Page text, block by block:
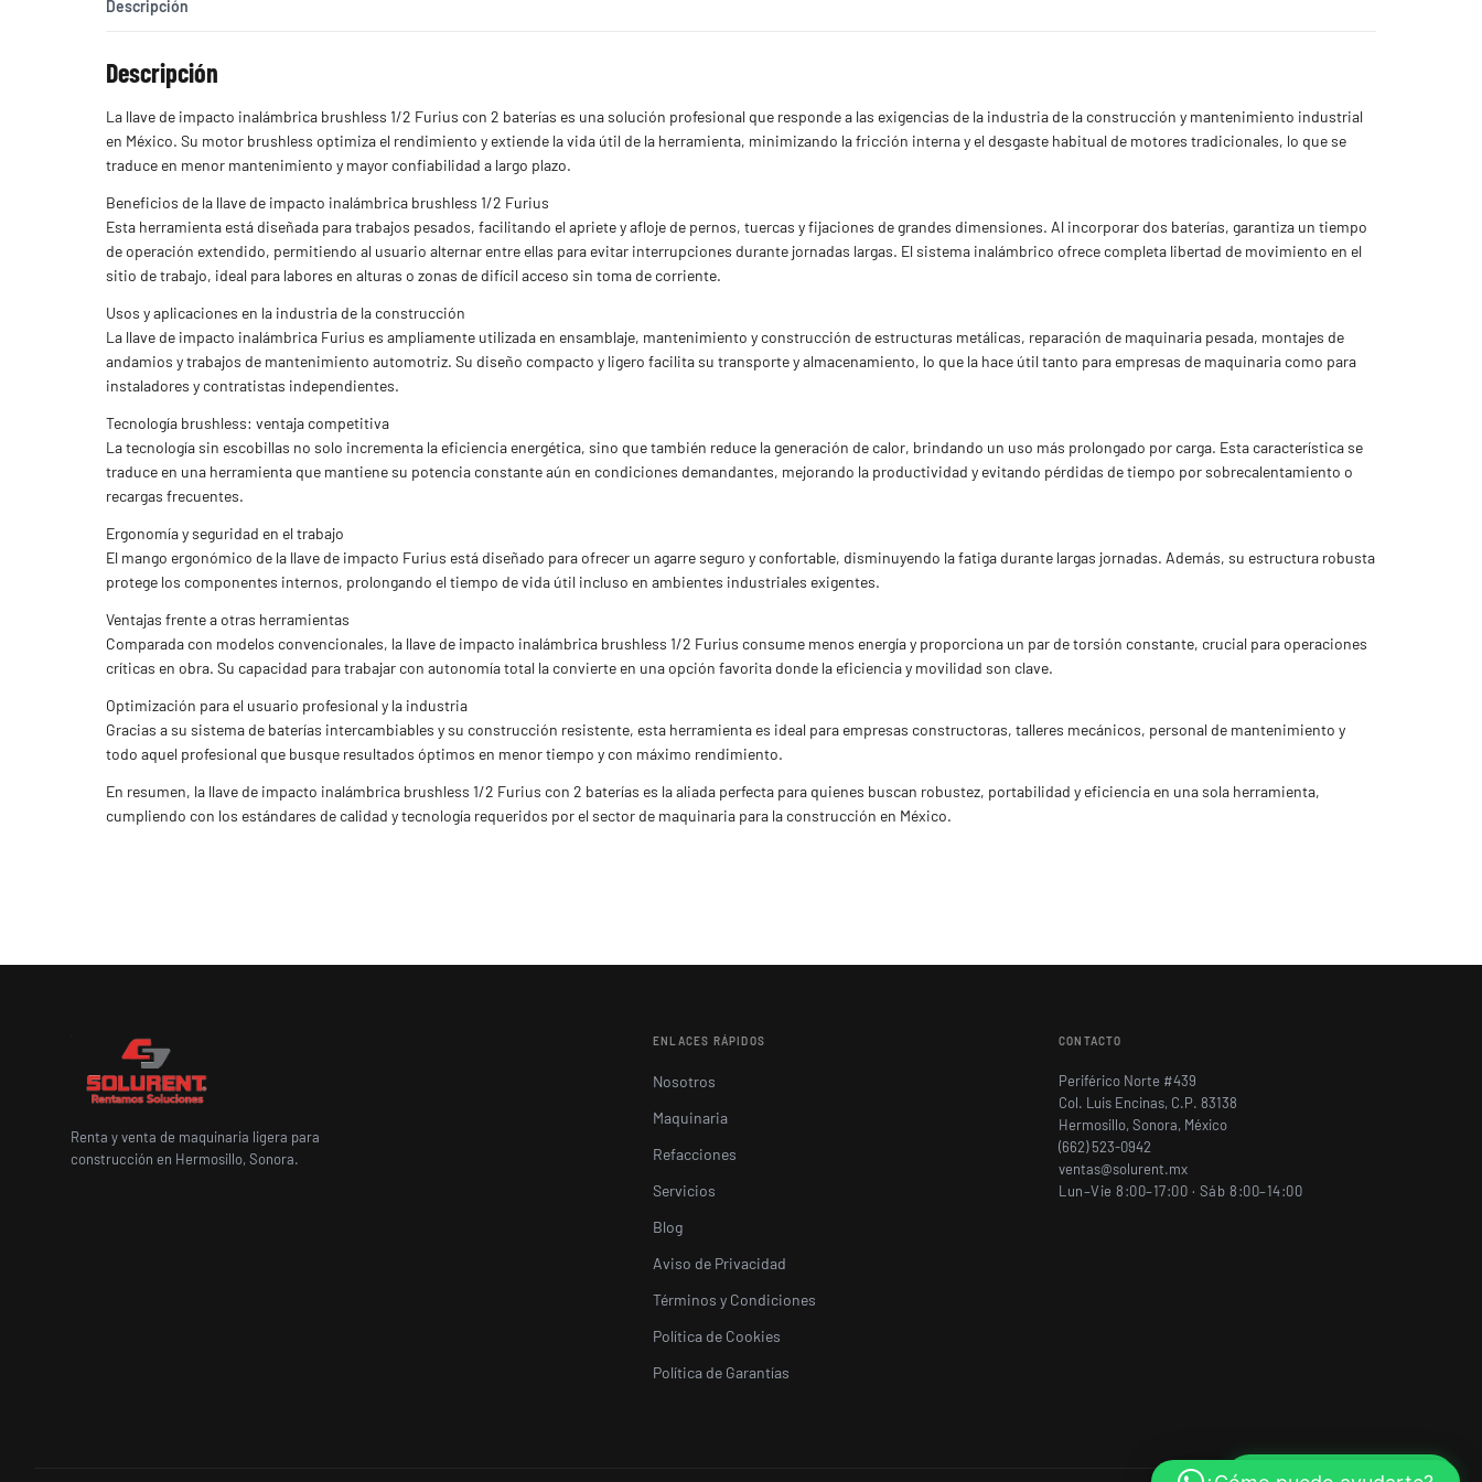
Descripción
Descripción
La llave de impacto inalámbrica brushless 1/2 Furius con 2 baterías es una solución profesional que responde a las exigencias de la industria de la construcción y mantenimiento industrial
en México. Su motor brushless optimiza el rendimiento y extiende la vida útil de la herramienta, minimizando la fricción interna y el desgaste habitual de motores tradicionales, lo que se
traduce en menor mantenimiento y mayor confiabilidad a largo plazo.
Beneficios de la llave de impacto inalámbrica brushless 1/2 Furius
Esta herramienta está diseñada para trabajos pesados, facilitando el apriete y afloje de pernos, tuercas y fijaciones de grandes dimensiones. Al incorporar dos baterías, garantiza un tiempo
de operación extendido, permitiendo al usuario alternar entre ellas para evitar interrupciones durante jornadas largas. El sistema inalámbrico ofrece completa libertad de movimiento en el
sitio de trabajo, ideal para labores en alturas o zonas de difícil acceso sin toma de corriente.
Usos y aplicaciones en la industria de la construcción
La llave de impacto inalámbrica Furius es ampliamente utilizada en ensamblaje, mantenimiento y construcción de estructuras metálicas, reparación de maquinaria pesada, montajes de
andamios y trabajos de mantenimiento automotriz. Su diseño compacto y ligero facilita su transporte y almacenamiento, lo que la hace útil tanto para empresas de maquinaria como para
instaladores y contratistas independientes.
Tecnología brushless: ventaja competitiva
La tecnología sin escobillas no solo incrementa la eficiencia energética, sino que también reduce la generación de calor, brindando un uso más prolongado por carga. Esta característica se
traduce en una herramienta que mantiene su potencia constante aún en condiciones demandantes, mejorando la productividad y evitando pérdidas de tiempo por sobrecalentamiento o
recargas frecuentes.
Ergonomía y seguridad en el trabajo
El mango ergonómico de la llave de impacto Furius está diseñado para ofrecer un agarre seguro y confortable, disminuyendo la fatiga durante largas jornadas. Además, su estructura robusta
protege los componentes internos, prolongando el tiempo de vida útil incluso en ambientes industriales exigentes.
Ventajas frente a otras herramientas
Comparada con modelos convencionales, la llave de impacto inalámbrica brushless 1/2 Furius consume menos energía y proporciona un par de torsión constante, crucial para operaciones
críticas en obra. Su capacidad para trabajar con autonomía total la convierte en una opción favorita donde la eficiencia y movilidad son clave.
Optimización para el usuario profesional y la industria
Gracias a su sistema de baterías intercambiables y su construcción resistente, esta herramienta es ideal para empresas constructoras, talleres mecánicos, personal de mantenimiento y
todo aquel profesional que busque resultados óptimos en menor tiempo y con máximo rendimiento.
En resumen, la llave de impacto inalámbrica brushless 1/2 Furius con 2 baterías es la aliada perfecta para quienes buscan robustez, portabilidad y eficiencia en una sola herramienta,
cumpliendo con los estándares de calidad y tecnología requeridos por el sector de maquinaria para la construcción en México.
Renta y venta de maquinaria ligera para
construcción en Hermosillo, Sonora.
ENLACES RÁPIDOS
Nosotros
Maquinaria
Refacciones
Servicios
Blog
Aviso de Privacidad
Términos y Condiciones
Política de Cookies
Política de Garantías
CONTACTO
Periférico Norte #439
Col. Luis Encinas, C.P. 83138
Hermosillo, Sonora, México
(662) 523-0942
ventas@solurent.mx
Lun–Vie 8:00–17:00 · Sáb 8:00–14:00